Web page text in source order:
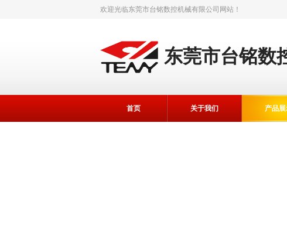
欢迎光临东莞市台铭数控机械有限公司 网站！
东莞市台铭数
首页 关于我们 产品展